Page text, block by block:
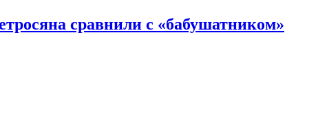
сравнили с «бабушатником»